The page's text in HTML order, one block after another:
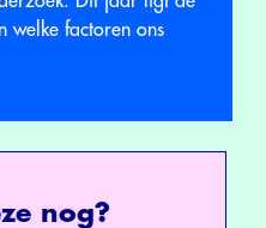
welke factoren ons
nog?